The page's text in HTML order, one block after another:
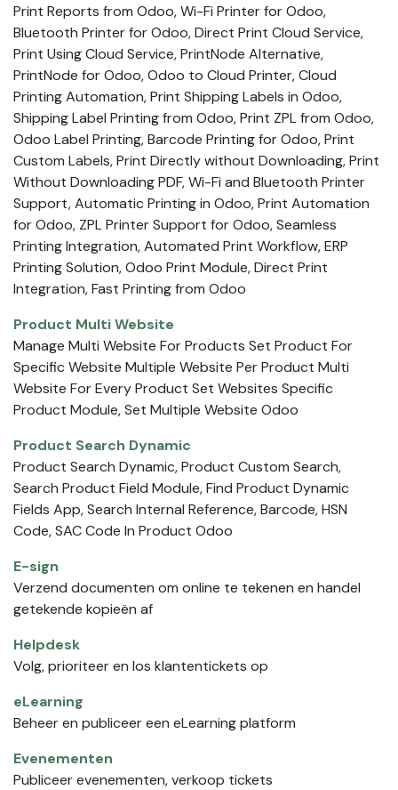
Print Reports from Odoo, Wi-Fi Printer for Odoo,
Bluetooth Printer for Odoo, Direct Print Cloud Service,
Print Using Cloud Service, PrintNode Alternative,
PrintNode for Odoo, Odoo to Cloud Printer, Cloud
Printing Automation, Print Shipping Labels in Odoo,
Shipping Label Printing from Odoo, Print ZPL from Odoo,
Odoo Label Printing, Barcode Printing for Odoo, Print
Custom Labels, Print Directly without Downloading, Print
Without Downloading PDF, Wi-Fi and Bluetooth Printer
Support, Automatic Printing in Odoo, Print Automation
for Odoo, ZPL Printer Support for Odoo, Seamless
Printing Integration, Automated Print Workflow, ERP
Printing Solution, Odoo Print Module, Direct Print
Integration, Fast Printing from Odoo
Product Multi Website
Manage Multi Website For Products Set Product For
Specific Website Multiple Website Per Product Multi
Website For Every Product Set Websites Specific
Product Module, Set Multiple Website Odoo
Product Search Dynamic
Product Search Dynamic, Product Custom Search,
Search Product Field Module, Find Product Dynamic
Fields App, Search Internal Reference, Barcode, HSN
Code, SAC Code In Product Odoo
E-sign
Verzend documenten om online te tekenen en handel
getekende kopieën af
Helpdesk
Volg, prioriteer en los klantentickets op
eLearning
Beheer en publiceer een eLearning platform
Evenementen
Publiceer evenementen, verkoop tickets